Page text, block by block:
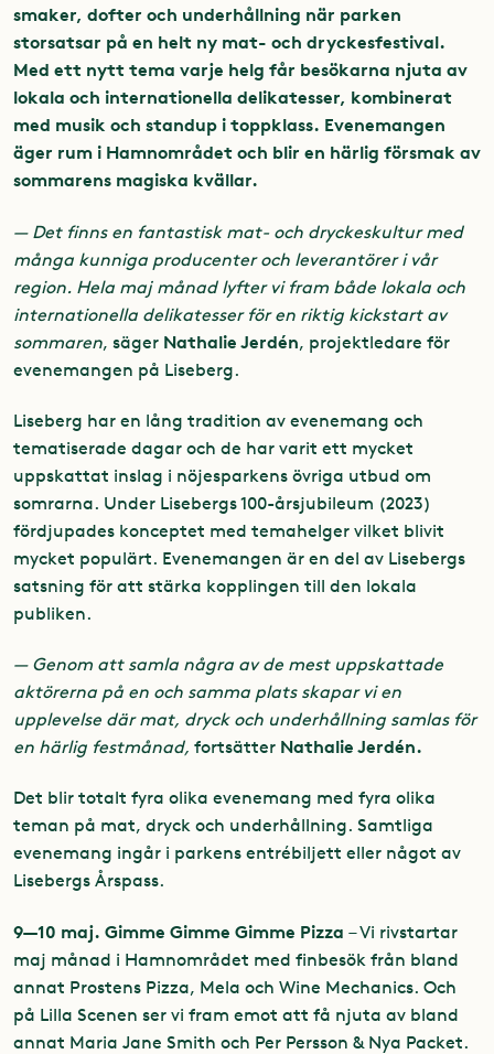
smaker, dofter och underhållning när parken
storsatsar på en helt ny mat- och dryckesfestival.
Med ett nytt tema varje helg får besökarna njuta av
lokala och internationella delikatesser, kombinerat
med musik och standup i toppklass. Evenemangen
äger rum i Hamnområdet och blir en härlig försmak av
sommarens magiska kvällar.
— Det finns en fantastisk mat- och dryckeskultur med
många kunniga producenter och leverantörer i vår
region. Hela maj månad lyfter vi fram både lokala och
internationella delikatesser för en riktig kickstart av
sommaren, säger Nathalie Jerdén, projektledare för
evenemangen på Liseberg.
Liseberg har en lång tradition av evenemang och
tematiserade dagar och de har varit ett mycket
uppskattat inslag i nöjesparkens övriga utbud om
somrarna. Under Lisebergs 100-årsjubileum (2023)
fördjupades konceptet med temahelger vilket blivit
mycket populärt. Evenemangen är en del av Lisebergs
satsning för att stärka kopplingen till den lokala
publiken.
— Genom att samla några av de mest uppskattade
aktörerna på en och samma plats skapar vi en
upplevelse där mat, dryck och underhållning samlas för
en härlig festmånad, fortsätter Nathalie Jerdén.
Det blir totalt fyra olika evenemang med fyra olika
teman på mat, dryck och underhållning. Samtliga
evenemang ingår i parkens entrébiljett eller något av
Lisebergs Årspass.
9—10 maj. Gimme Gimme Gimme Pizza – Vi rivstartar
maj månad i Hamnområdet med finbesök från bland
annat Prostens Pizza, Mela och Wine Mechanics. Och
på Lilla Scenen ser vi fram emot att få njuta av bland
annat Maria Jane Smith och Per Persson & Nya Packet.